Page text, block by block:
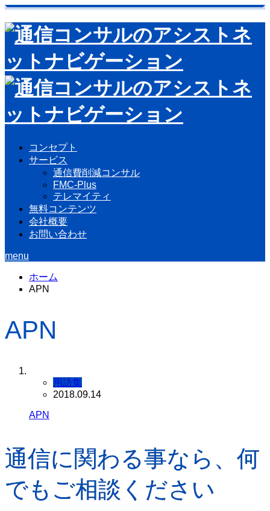
コンセプト
サービス
通信費削減コンサル
FMC-Plus
テレマイティ
無料コンテンツ
会社概要
お問い合わせ
menu
ホーム
APN
APN
用語集
2018.09.14
APN
通信に関わる事なら、何
でもご相談ください